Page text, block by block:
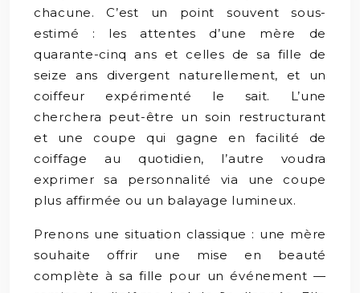
chacune. C’est un point souvent sous-
estimé : les attentes d’une mère de
quarante-cinq ans et celles de sa fille de
seize ans divergent naturellement, et un
coiffeur expérimenté le sait. L’une
cherchera peut-être un soin restructurant
et une coupe qui gagne en facilité de
coiffage au quotidien, l’autre voudra
exprimer sa personnalité via une coupe
plus affirmée ou un balayage lumineux.
Prenons une situation classique : une mère
souhaite offrir une mise en beauté
complète à sa fille pour un événement —